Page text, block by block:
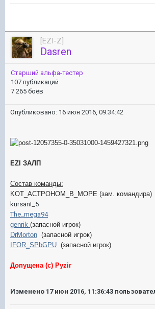
[EZI-Z]
Dasren
Старший альфа-тестер
107 публикаций
7 265 боёв
Опубликовано: 16 июн 2016, 09:34:42
EZI ЗАЛП
Состав команды:
KOT_ACTPOHOM_B_MOPE (зам. командира)
kursant_5
The_mega94
genrik (запасной игрок)
DrMorton (запасной игрок)
IFOR_SPbGPU (запасной игрок)
Допущена (с) Pyzir
Изменено 17 июн 2016, 11:36:43